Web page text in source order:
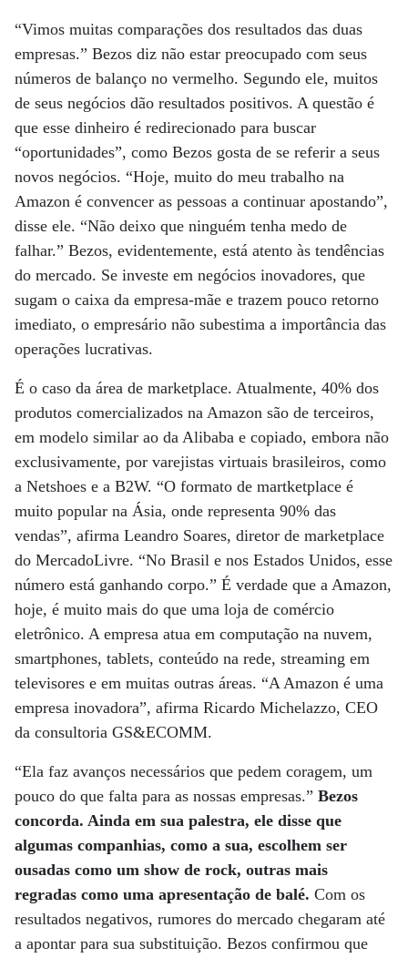
“Vimos muitas comparações dos resultados das duas
empresas.” Bezos diz não estar preocupado com seus
números de balanço no vermelho. Segundo ele, muitos
de seus negócios dão resultados positivos. A questão é
que esse dinheiro é redirecionado para buscar
“oportunidades”, como Bezos gosta de se referir a seus
novos negócios. “Hoje, muito do meu trabalho na
Amazon é convencer as pessoas a continuar apostando”,
disse ele. “Não deixo que ninguém tenha medo de
falhar.” Bezos, evidentemente, está atento às tendências
do mercado. Se investe em negócios inovadores, que
sugam o caixa da empresa-mãe e trazem pouco retorno
imediato, o empresário não subestima a importância das
operações lucrativas.
É o caso da área de marketplace. Atualmente, 40% dos
produtos comercializados na Amazon são de terceiros,
em modelo similar ao da Alibaba e copiado, embora não
exclusivamente, por varejistas virtuais brasileiros, como
a Netshoes e a B2W. “O formato de martketplace é
muito popular na Ásia, onde representa 90% das
vendas”, afirma Leandro Soares, diretor de marketplace
do MercadoLivre. “No Brasil e nos Estados Unidos, esse
número está ganhando corpo.” É verdade que a Amazon,
hoje, é muito mais do que uma loja de comércio
eletrônico. A empresa atua em computação na nuvem,
smartphones, tablets, conteúdo na rede, streaming em
televisores e em muitas outras áreas. “A Amazon é uma
empresa inovadora”, afirma Ricardo Michelazzo, CEO
da consultoria GS&ECOMM.
“Ela faz avanços necessários que pedem coragem, um
pouco do que falta para as nossas empresas.” Bezos
concorda. Ainda em sua palestra, ele disse que
algumas companhias, como a sua, escolhem ser
ousadas como um show de rock, outras mais
regradas como uma apresentação de balé. Com os
resultados negativos, rumores do mercado chegaram até
a apontar para sua substituição. Bezos confirmou que